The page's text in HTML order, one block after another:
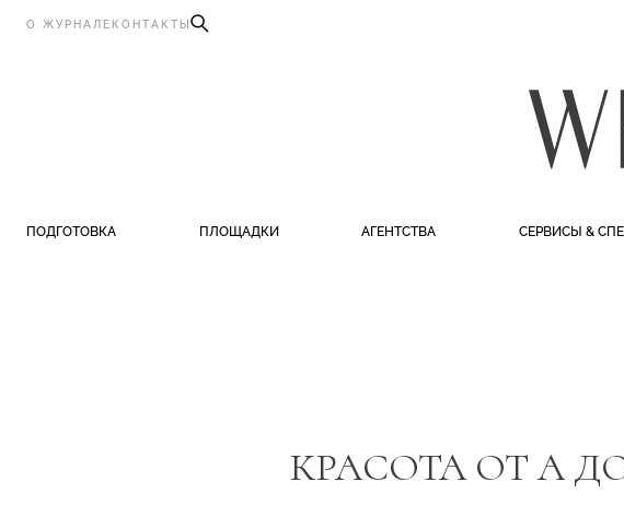
О ЖУРНАЛЕ КОНТАКТЫ
ПОДГОТОВКА ПЛОЩАДКИ АГЕНТСТВА СЕРВИСЫ &
КРАСОТА ОТ А